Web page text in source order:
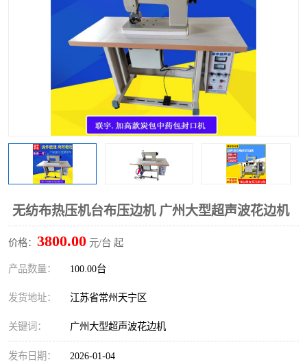
无纺布热压机台布压边机 广州大型超声波花边机
价格： 3800.00 元/台 起
产品数量： 100.00台
发货地址： 江苏省常州天宁区
关键词： 广州大型超声波花边机
发布日期： 2026-01-04